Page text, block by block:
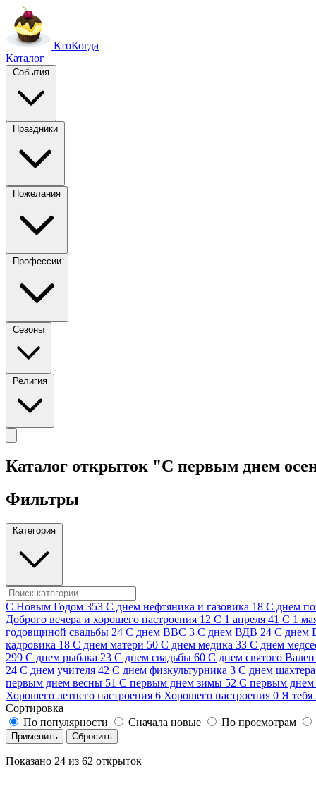
КтоКогда
Каталог
События
Праздники
Пожелания
Профессии
Сезоны
Религия
Каталог открыток "С первым днем
Фильтры
Категория
C Новым Годом 353 C днем нефтяника и газовика 18 C днем
Доброго вечера и хорошего настроения 12 С 1 апреля 41 С 1
годовщиной свадьбы 24 С днем ВВС 3 С днем ВДВ 24 С днем
кадровика 18 С днем матери 50 С днем медика 33 С днем
299 С днем рыбака 23 С днем свадьбы 60 С днем святого
24 С днем учителя 42 С днем физкультурника 3 С днем шахтера
первым днем весны 51 С первым днем зимы 52 С первым днем
Хорошего летнего настроения 6 Хорошего настроения 0 Я
Сортировка
По популярности
Сначала новые По просмотрам
Применить Сбросить
Показано 24 из 62 открыток